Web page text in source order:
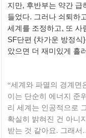
지만, 후반부는 약간 급
들었다. 그러나 쇠퇴하
세계를 조정하고, 또 사
SF단편 {차가운 방정
았으면 더 재미있게 흘
“세계와 파멸의 경계면
이는 단순히 에너지 준
리 세계는 인공적으로
확실히 밝혀진 건 아니
받는 것 같아요. 그래